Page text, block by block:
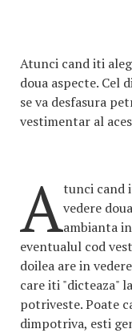
Atunci cand iti
doua aspecte. Cel
se va desfasura
vestimentar al
Atunci cand
vedere
ambianta
eventualul cod
doilea are in
care iti "dicteaza"
potriveste. Poate
dimpotriva, esti